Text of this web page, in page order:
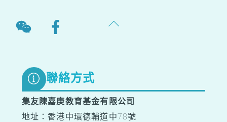
Back
聯絡方式
集友陳嘉庚教育基金有限公司
地址：香港中環德輔道中78號